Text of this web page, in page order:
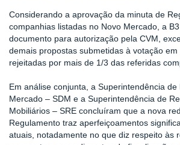
Considerando a aprovação da minuta de
companhias listadas no Novo Mercado, a
documento para autorização pela CVM,
demais propostas submetidas à votação
rejeitadas por mais de 1/3 das referidas
Em análise conjunta, a Superintendência
Mercado – SDM e a Superintendência de
Mobiliários – SRE concluíram que a nova
Regulamento traz aperfeiçoamentos
atuais, notadamente no que diz respeito às